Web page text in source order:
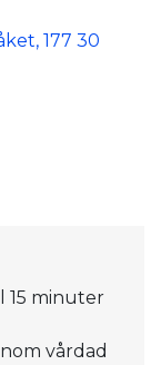
177 30
15 minuter
vårdad